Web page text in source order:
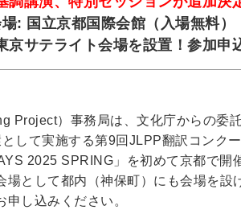
: 国立京都国際会館（入場無料）
京サテライト会場を設置！参加申
Project）事務局は、文化庁からの委
して実施する第9回JLPP翻訳コンク
2025 SPRING」を初めて京都で開
として都内（神保町）にも会場を設
し込みください。